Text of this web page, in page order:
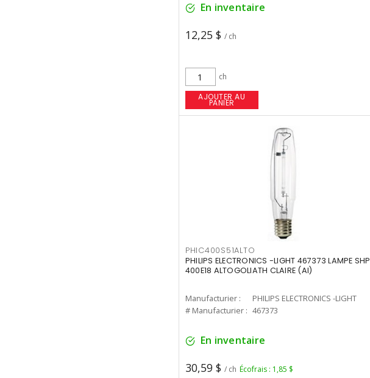
En inventaire
12,25 $ / ch
ch
AJOUTER AU
PANIER
PHIC400S51ALTO
PHILIPS ELECTRONICS -LIGHT 467373 LAMPE SHP
400E18 ALTOGOLIATH CLAIRE (AI)
Manufacturier :
PHILIPS ELECTRONICS -LIGHT
# Manufacturier : 467373
En inventaire
30,59 $ / ch Écofrais : 1,85 $